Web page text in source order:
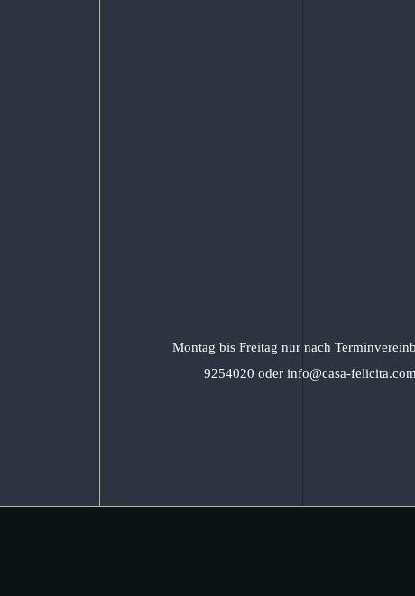
Montag bis Freitag nur nach
9254020 oder info@casa-